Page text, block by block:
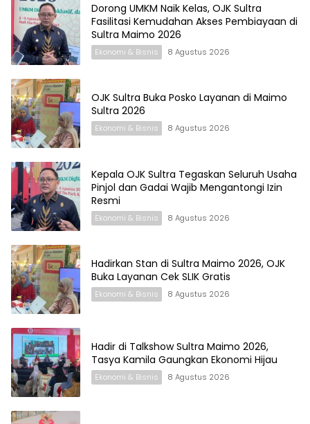
Dorong UMKM Naik Kelas, OJK Sultra
Fasilitasi Kemudahan Akses Pembiayaan di
Sultra Maimo 2026
Ekonomi & Bisnis 8 Agustus 2026
OJK Sultra Buka Posko Layanan di Maimo
Sultra 2026
Ekonomi & Bisnis 8 Agustus 2026
Kepala OJK Sultra Tegaskan Seluruh Usaha
Pinjol dan Gadai Wajib Mengantongi Izin
Resmi
Ekonomi & Bisnis 8 Agustus 2026
Hadirkan Stan di Sultra Maimo 2026, OJK
Buka Layanan Cek SLIK Gratis
Ekonomi & Bisnis 8 Agustus 2026
Hadir di Talkshow Sultra Maimo 2026,
Tasya Kamila Gaungkan Ekonomi Hijau
Ekonomi & Bisnis 8 Agustus 2026